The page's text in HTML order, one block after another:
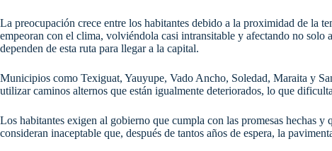
La preocupación crece entre los habitantes debido a la proximidad de la
empeoran con el clima, volviéndola casi intransitable y afectando no
dependen de esta ruta para llegar a la capital.
Municipios como Texiguat, Yauyupe, Vado Ancho, Soledad, Maraita y
utilizar caminos alternos que están igualmente deteriorados, lo que
Los habitantes exigen al gobierno que cumpla con las promesas hechas y
consideran inaceptable que, después de tantos años de espera, la